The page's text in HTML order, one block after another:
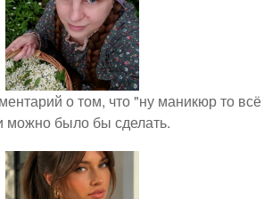
о том, что "ну маникюр то всё
можно было бы сделать.